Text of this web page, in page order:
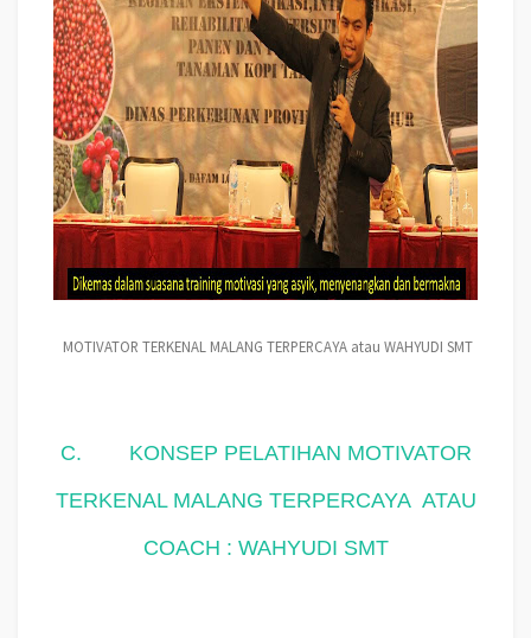
MOTIVATOR TERKENAL MALANG TERPERCAYA atau WAHYUDI SMT
C.
KONSEP PELATIHAN MOTIVATOR
TERKENAL MALANG TERPERCAYA ATAU
COACH : WAHYUDI SMT